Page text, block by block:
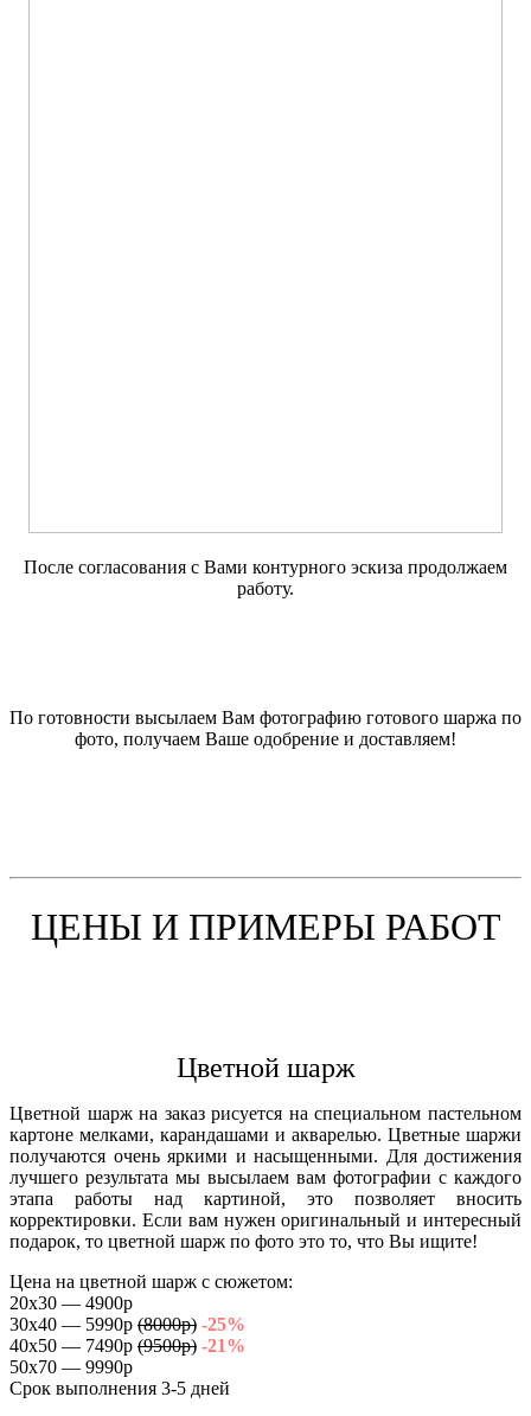
После согласования с Вами контурного эскиза продолжаем
работу.
По готовности высылаем Вам фотографию готового шаржа по
фото, получаем Ваше одобрение и доставляем!
ЦЕНЫ И ПРИМЕРЫ РАБОТ
Цветной шарж
Цветной шарж на заказ рисуется на специальном пастельном
картоне мелками, карандашами и акварелью. Цветные шаржи
получаются очень яркими и насыщенными. Для достижения
лучшего результата мы высылаем вам фотографии с каждого
этапа работы над картиной, это позволяет вносить
корректировки. Если вам нужен оригинальный и интересный
подарок, то цветной шарж по фото это то, что Вы ищите!
Цена на цветной шарж с сюжетом:
20х30 — 4900p
30х40 — 5990р (8000р) -25%
40х50 — 7490р (9500р) -21%
50х70 — 9990р
Срок выполнения 3-5 дней